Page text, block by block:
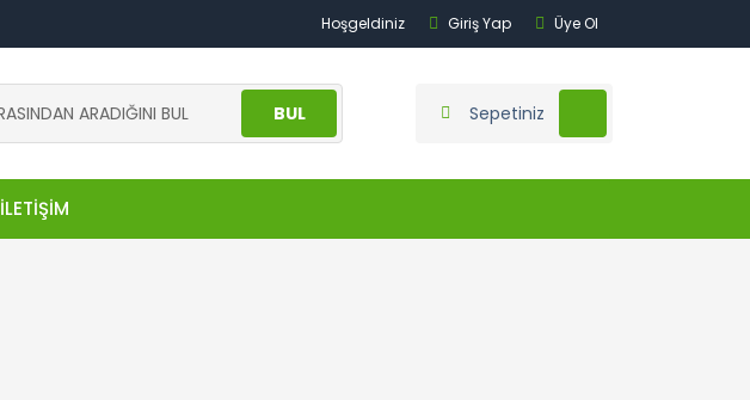
Hoşgeldiniz Giriş Yap Üye Ol
BUL Sepetiniz
İLETİŞİM